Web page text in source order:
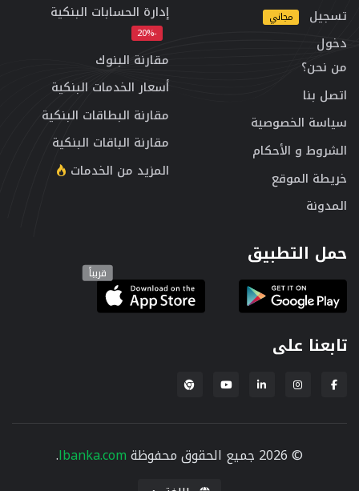
تسجيل مجاني
دخول
من نحن؟
اتصل بنا
سياسة الخصوصية
الشروط و الأحكام
خريطة الموقع
المدونة
إدارة الحسابات البنكية
-20%
مقارنة البنوك
أسعار الخدمات البنكية
مقارنة البطاقات البنكية
مقارنة الباقات البنكية
المزيد من الخدمات
حمل التطبيق
قريباً
تابعنا على
إضافة لبنكة لمتصفح Chrome
© 2026 جميع الحقوق محفوظة lbanka.com
.